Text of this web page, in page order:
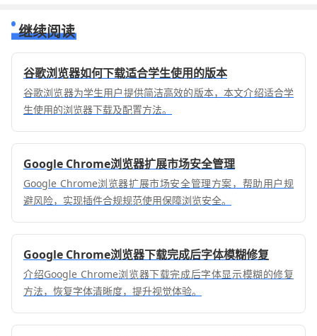
继续阅读
谷歌浏览器如何下载适合学生使用的版本
谷歌浏览器为学生用户提供简洁高效的版本，本文介绍适合学
生使用的浏览器下载及配置方法。
Google Chrome浏览器扩展市场安全管理
Google Chrome浏览器扩展市场安全管理方案，帮助用户规
避风险，实现插件合规规范使用保障浏览安全。
Google Chrome浏览器下载完成后字体模糊修复
介绍Google Chrome浏览器下载完成后字体显示模糊的修复
方法，恢复字体清晰度，提升视觉体验。